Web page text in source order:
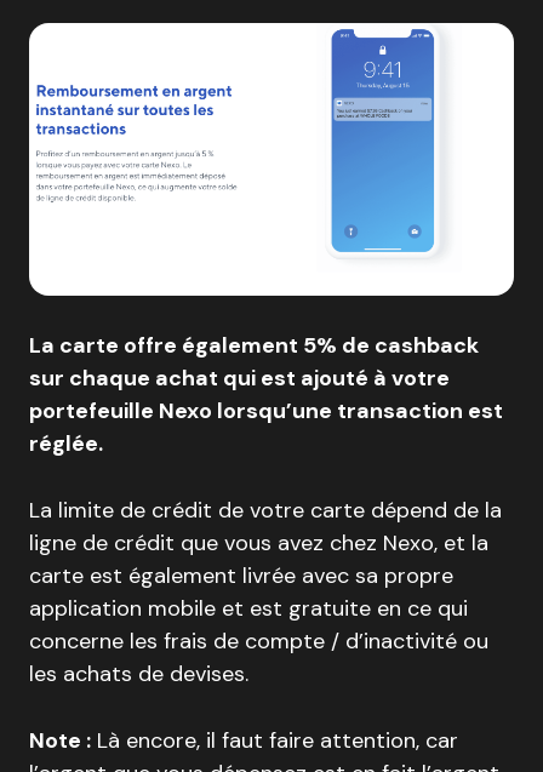
La carte offre également 5% de cashback
sur chaque achat qui est ajouté à votre
portefeuille Nexo lorsqu’une transaction est
réglée.
La limite de crédit de votre carte dépend de la
ligne de crédit que vous avez chez Nexo, et la
carte est également livrée avec sa propre
application mobile et est gratuite en ce qui
concerne les frais de compte / d’inactivité ou
les achats de devises.
Note : Là encore, il faut faire attention, car